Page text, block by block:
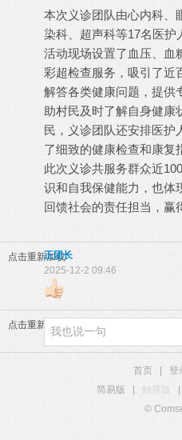
本次义诊团队由心内科、
染科、超声科等17名医护
活动现场设置了血压、血
彩超检查服务，吸引了近
解答各类健康问题，提供
助村民及时了解自身健康
民，义诊团队还安排医护
了细致的健康检查和康复
此次义诊共服务群众近
识和自我保健能力，也体
回馈社会的责任担当，赢
点击重新加载
正团长
2025-12-2 09:46
点击重新加载
首页 登
简易版
触屏版
©